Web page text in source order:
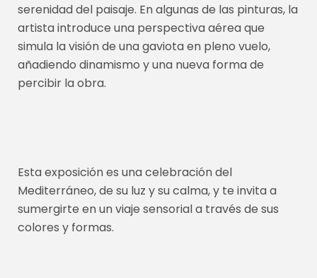
serenidad del paisaje. En algunas de las pinturas, la
artista introduce una perspectiva aérea que
simula la visión de una gaviota en pleno vuelo,
añadiendo dinamismo y una nueva forma de
percibir la obra.
Esta exposición es una celebración del
Mediterráneo, de su luz y su calma, y te invita a
sumergirte en un viaje sensorial a través de sus
colores y formas.